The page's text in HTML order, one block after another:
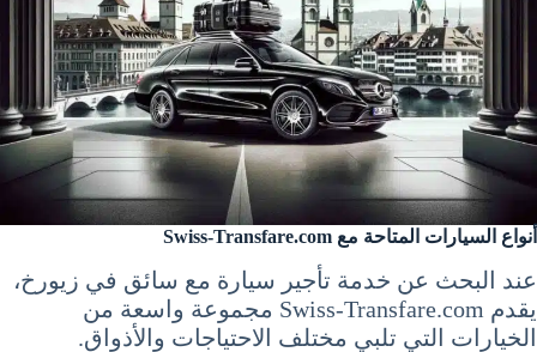
أنواع السيارات المتاحة مع Swiss-Transfare.com
عند البحث عن خدمة تأجير سيارة مع سائق في زيورخ،
يقدم Swiss-Transfare.com مجموعة واسعة من
الخيارات التي تلبي مختلف الاحتياجات والأذواق.